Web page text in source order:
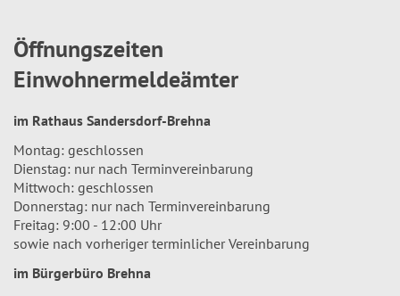
Öffnungszeiten
Einwohnermeldeämter
im Rathaus Sandersdorf-Brehna
Montag: geschlossen
Dienstag: nur nach Terminvereinbarung
Mittwoch: geschlossen
Donnerstag: nur nach Terminvereinbarung
Freitag: 9:00 - 12:00 Uhr
sowie nach vorheriger terminlicher Vereinbarung
im Bürgerbüro Brehna